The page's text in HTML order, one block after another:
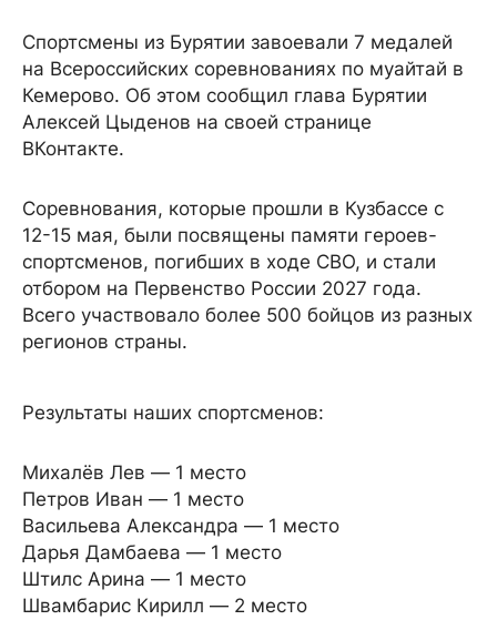
Спортсмены из Бурятии завоевали 7 медалей
на Всероссийских соревнованиях по муайтай в
Кемерово. Об этом сообщил глава Бурятии
Алексей Цыденов на своей странице
ВКонтакте.
Соревнования, которые прошли в Кузбассе с
12-15 мая, были посвящены памяти героев-
спортсменов, погибших в ходе СВО, и стали
отбором на Первенство России 2027 года.
Всего участвовало более 500 бойцов из разных
регионов страны.
Результаты наших спортсменов:
Михалёв Лев — 1 место
Петров Иван — 1 место
Васильева Александра — 1 место
Дарья Дамбаева — 1 место
Штилс Арина — 1 место
Швамбарис Кирилл — 2 место